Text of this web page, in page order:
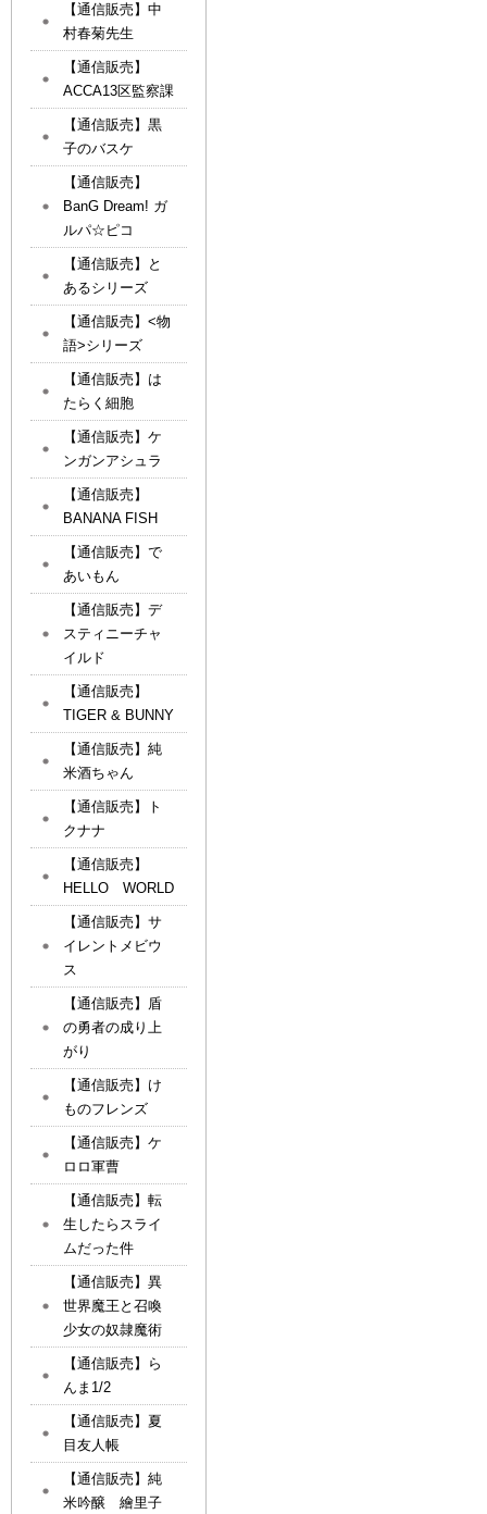
【通信販売】中
村春菊先生
【通信販売】
ACCA13区監察課
【通信販売】黒
子のバスケ
【通信販売】
BanG Dream! ガ
ルパ☆ピコ
【通信販売】と
あるシリーズ
【通信販売】<物
語>シリーズ
【通信販売】は
たらく細胞
【通信販売】ケ
ンガンアシュラ
【通信販売】
BANANA FISH
【通信販売】で
あいもん
【通信販売】デ
スティニーチャ
イルド
【通信販売】
TIGER & BUNNY
【通信販売】純
米酒ちゃん
【通信販売】ト
クナナ
【通信販売】
HELLO WORLD
【通信販売】サ
イレントメビウ
ス
【通信販売】盾
の勇者の成り上
がり
【通信販売】け
ものフレンズ
【通信販売】ケ
ロロ軍曹
【通信販売】転
生したらスライ
ムだった件
【通信販売】異
世界魔王と召喚
少女の奴隷魔術
【通信販売】ら
んま1/2
【通信販売】夏
目友人帳
【通信販売】純
米吟醸 繪里子